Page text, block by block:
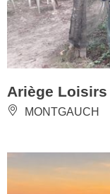
Ariège Loisirs
MONTGAUCH